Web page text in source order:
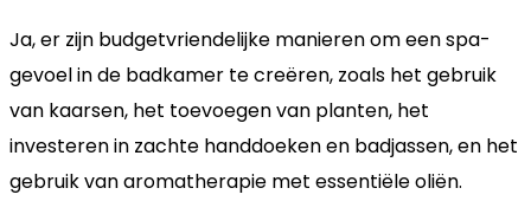
Ja, er zijn budgetvriendelijke manieren om een spa-
gevoel in de badkamer te creëren, zoals het gebruik
van kaarsen, het toevoegen van planten, het
investeren in zachte handdoeken en badjassen, en het
gebruik van aromatherapie met essentiële oliën.